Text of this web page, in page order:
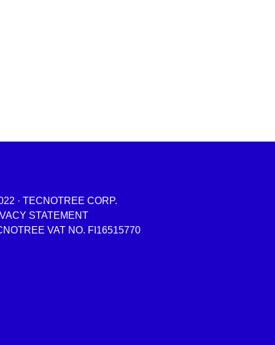
· TECNOTREE CORP.
STATEMENT
VAT NO. FI16515770